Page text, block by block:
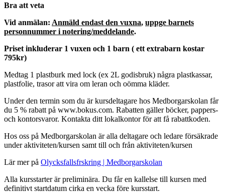
Bra att veta
Vid anmälan: Anmäld endast den vuxna, uppge barnets
personnummer i notering/meddelande.
Priset inkluderar 1 vuxen och 1 barn ( ett extrabarn kostar
795kr)
Medtag 1 plastburk med lock (ex 2L godisbruk) några plastkassar,
plastfolie, trasor att vira om leran och oömma kläder.
Under den termin som du är kursdeltagare hos Medborgarskolan får
du 5 % rabatt på www.bokus.com. Rabatten gäller böcker, pappers-
och kontorsvaror. Kontakta ditt lokalkontor för att få rabattkoden.
Hos oss på Medborgarskolan är alla deltagare och ledare försäkrade
under aktiviteten/kursen samt till och från aktiviteten/kursen
Lär mer på Olycksfallsfrskring | Medborgarskolan
Alla kursstarter är preliminära. Du får en kallelse till kursen med
definitivt startdatum cirka en vecka före kursstart.